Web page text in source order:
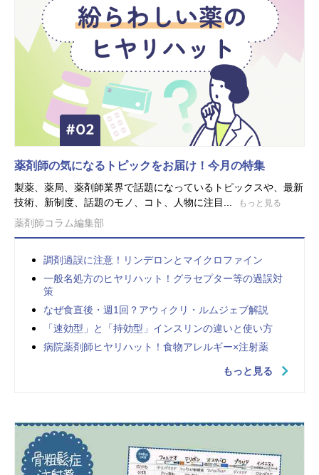
薬剤師の気になるトピックをお届け！今月の特集
製薬、薬局、薬剤師業界で話題になっているトピックスや、最新
技術、新制度、話題のモノ、コト、人物に注目...
もっと見る
薬剤師コラム編集部
調剤過誤に注意！リンデロンとマイクロファイン
一般名処方のヒヤリハット！グラセプター等の過誤対
策
なぜ食直後・週1回？アウィクリ・ルムジェブ解説
「速効型」と「持効型」インスリンの違いと使い方
病院薬剤師ヒヤリハット！食物アレルギー×注射薬
もっと見る